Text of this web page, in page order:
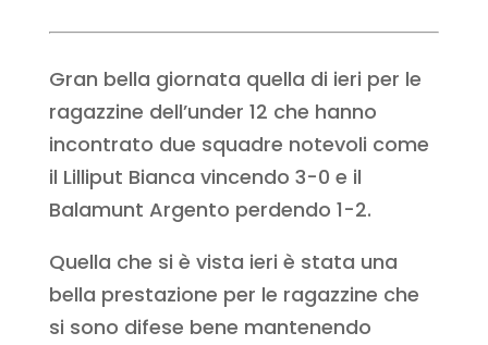
Gran bella giornata quella di ieri per le
ragazzine dell’under 12 che hanno
incontrato due squadre notevoli come
il Lilliput Bianca vincendo 3-0 e il
Balamunt Argento perdendo 1-2.
Quella che si è vista ieri è stata una
bella prestazione per le ragazzine che
si sono difese bene mantenendo